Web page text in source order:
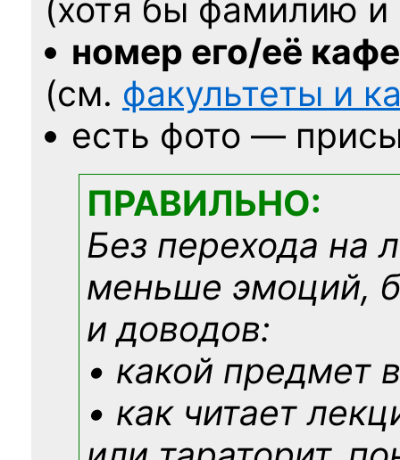
(хотя бы фамилию
номер его/её
(см. факультеты и
есть фото —
ПРАВИЛЬНО:
Без перехода на
меньше эмоций,
и доводов:
• какой предмет
• как читает